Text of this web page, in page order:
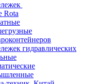
Rota
гидравлических